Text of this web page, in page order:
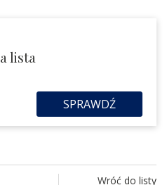
lista
SPRAWDŹ
Wróć do listy